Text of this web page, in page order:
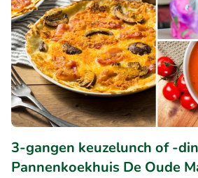
3-gangen keuzelunch of -
Pannenkoekhuis De Oude